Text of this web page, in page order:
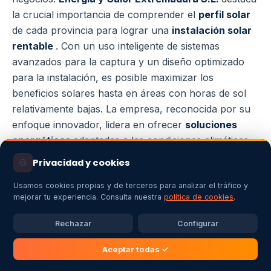
la crucial importancia de comprender el perfil solar
de cada provincia para lograr una instalación solar
rentable . Con un uso inteligente de sistemas
avanzados para la captura y un diseño optimizado
para la instalación, es posible maximizar los
beneficios solares hasta en áreas con horas de sol
relativamente bajas. La empresa, reconocida por su
enfoque innovador, lidera en ofrecer soluciones
energéticasadaptadas a las condiciones climáticas
específicas de cada provincia. Al apostar por
tecnologías de vanguardia y un profundo análisis
territorial,Energia y Calor Extremadura S.L.
asegura que cada proyecto se ajuste a las
necesidades individuales del cliente, favoreciendo el
🍪 Privacidad y cookies
Usamos cookies propias y de terceros para analizar el tráfico y
mejorar tu experiencia. Consulta nuestrapolítica de cookies.
Rechazar Configurar
Aceptar todas ✓